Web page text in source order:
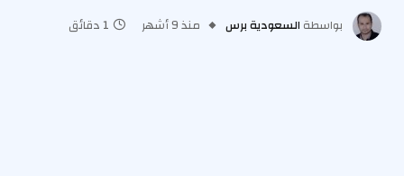
بواسطة السعودية برس منذ 9 أشهر 1 دقائق